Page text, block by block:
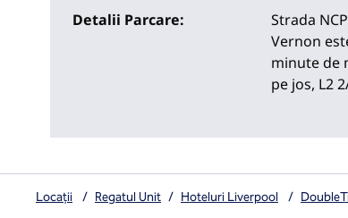
Detalii Parcare:
Strada NCP
Vernon
minute de
pe jos, L2
Locații / Regatul Unit / Hoteluri Liverpool /